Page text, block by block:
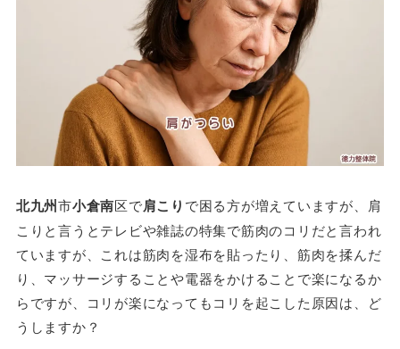
北九州市小倉南区で肩こり で困る方が増えていますが、肩
こりと言うとテレビや雑誌の特集で筋肉のコリだと言われ
ていますが、これは筋肉を湿布を貼ったり、筋肉を揉んだ
り、マッサージすることや電器をかけることで楽になるか
らですが、コリが楽になってもコリを起こした原因は、ど
うしますか？